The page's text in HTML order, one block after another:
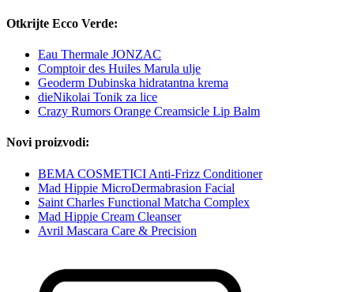
Otkrijte Ecco Verde:
Eau Thermale JONZAC
Comptoir des Huiles Marula ulje
Geoderm Dubinska hidratantna krema
dieNikolai Tonik za lice
Crazy Rumors Orange Creamsicle Lip Balm
Novi proizvodi:
BEMA COSMETICI Anti-Frizz Conditioner
Mad Hippie MicroDermabrasion Facial
Saint Charles Functional Matcha Complex
Mad Hippie Cream Cleanser
Avril Mascara Care & Precision